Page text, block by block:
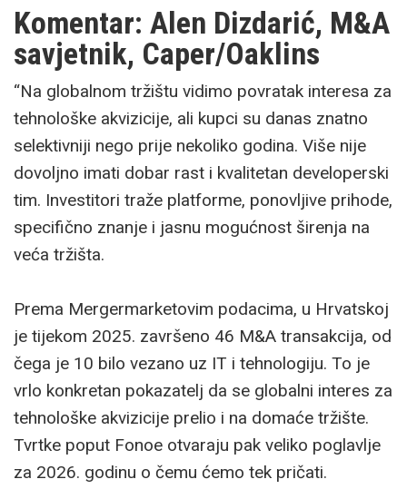
Komentar: Alen Dizdarić, M&A
savjetnik, Caper/Oaklins
“Na globalnom tržištu vidimo povratak interesa za
tehnološke akvizicije, ali kupci su danas znatno
selektivniji nego prije nekoliko godina. Više nije
dovoljno imati dobar rast i kvalitetan developerski
tim. Investitori traže platforme, ponovljive prihode,
specifično znanje i jasnu mogućnost širenja na
veća tržišta.
Prema Mergermarketovim podacima, u Hrvatskoj
je tijekom 2025. završeno 46 M&A transakcija, od
čega je 10 bilo vezano uz IT i tehnologiju. To je
vrlo konkretan pokazatelj da se globalni interes za
tehnološke akvizicije prelio i na domaće tržište.
Tvrtke poput Fonoe otvaraju pak veliko poglavlje
za 2026. godinu o čemu ćemo tek pričati.